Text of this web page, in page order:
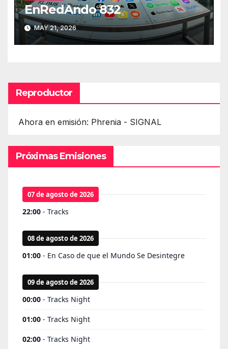
EnRedAndo 832
MAY 21, 2026
Reproductor
Ahora en emisión: Phrenia - SIGNAL
Próximas Emisiones